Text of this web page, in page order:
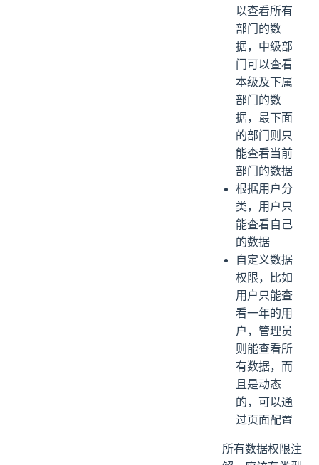
以查看所有
部门的数
据，中级部
门可以查看
本级及下属
部门的数
据，最下面
的部门则只
能查看当前
部门的数据
根据用户分
类，用户只
能查看自己
的数据
自定义数据
权限，比如
用户只能查
看一年的用
户，管理员
则能查看所
有数据，而
且是动态
的，可以通
过页面配置
所有数据权限注